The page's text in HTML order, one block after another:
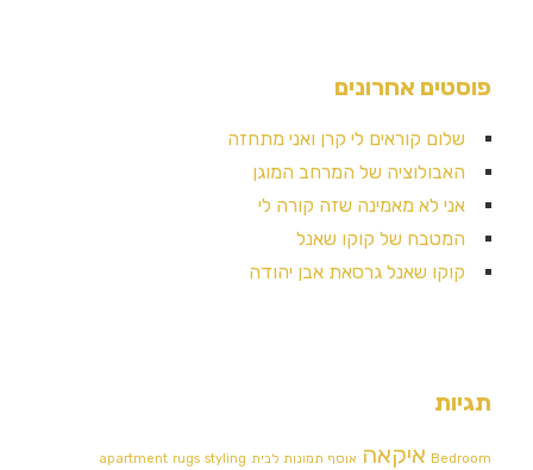
פוסטים אחרונים
שלום קוראים לי קרן ואני מתחזה
האבולוציה של המרחב המוגן
אני לא מאמינה שזה קורה לי
המטבח של קוקו שאנל
קוקו שאנל גרסאת אבן יהודה
תגיות
Bedroom איקאה אוסף תמונות לבית apartment rugs styling